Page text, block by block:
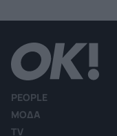
PEOPLE
ΜΟΔΑ
TV